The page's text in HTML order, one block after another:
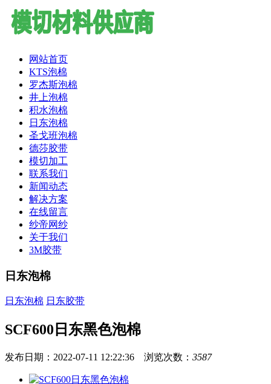
网站首页
KTS泡棉
罗杰斯泡棉
井上泡棉
积水泡棉
日东泡棉
圣戈班泡棉
德莎胶带
模切加工
联系我们
新闻动态
解决方案
在线留言
纱帝网纱
关于我们
3M胶带
日东泡棉
日东泡棉 日东胶带
SCF600日东黑色泡棉
发布日期：2022-07-11 12:22:36 浏览次数： 3587